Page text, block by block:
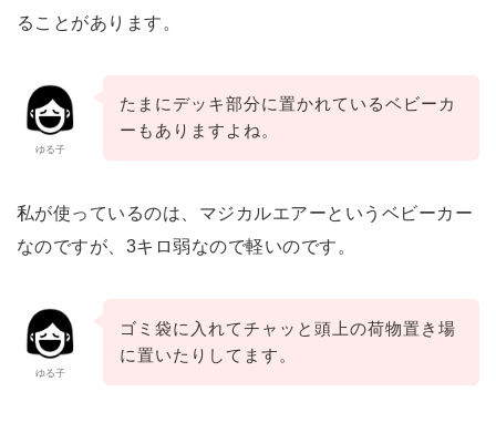
ることがあります。
ゆる子
たまにデッキ部分に置かれているベビーカ
ーもありますよね。
私が使っているのは、マジカルエアーというベビーカー
なのですが、3キロ弱なので軽いのです。
ゆる子
ゴミ袋に入れてチャッと頭上の荷物置き場
に置いたりしてます。